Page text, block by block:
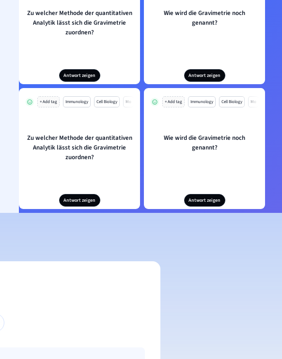
Zu welcher Methode der quantitativen
Analytik lässt sich die Gravimetrie
zuordnen?
Antwort zeigen
Wie wird die Gravimetrie noch
genannt?
Antwort zeigen
+ Add tag Immunology Cell Biology Mo
Zu welcher Methode der quantitativen
Analytik lässt sich die Gravimetrie
zuordnen?
Antwort zeigen
+ Add tag Immunology Cell Biology Mo
Wie wird die Gravimetrie noch
genannt?
Antwort zeigen